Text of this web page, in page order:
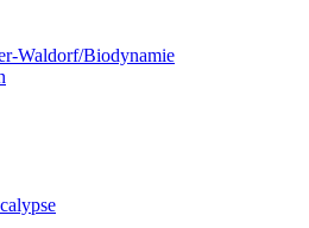
Waldorf/Biodynamie